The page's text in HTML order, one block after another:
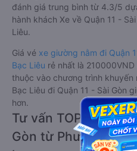
đánh giá trung bình từ 4.3/5
hành khách Xe về Quận 11 -
Liêu.
Giá vé xe giường nằm đi Quận
Bạc Liêu rẻ nhất là
thuộc vào chương trình khuyến
Bạc Liêu đi Quận 11 - Sài Gòn
hơn.
Tư vấn TOP 3 xe
Gòn từ Phước Long